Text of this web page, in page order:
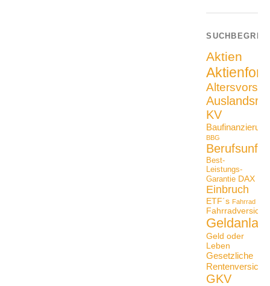
Aktien
KV
Baufinanzierung
BBG
Best-
Leistungs-
Garantie DAX
Einbruch
ETF´s Fahrrad
Geld oder
Leben
Gesetzliche
GKV